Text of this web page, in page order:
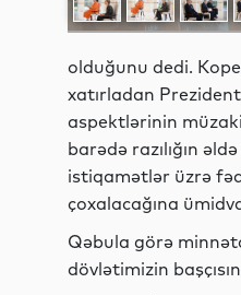
olduğunu dedi.
xatırladan
aspektlərinin
barədə razılığın
istiqamətlər üzrə
çoxalacağına
Qəbula görə
dövlətimizin